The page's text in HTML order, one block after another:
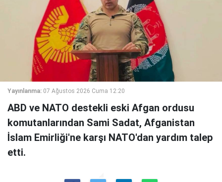
Yayınlanma: 07 Ağustos 2026 Cuma 12:20
ABD ve NATO destekli eski Afgan ordusu
komutanlarından Sami Sadat, Afganistan
İslam Emirliği'ne karşı NATO'dan yardım talep
etti.